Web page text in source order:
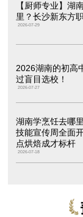
【厨师专业】湖
里？长沙新东方
2026-07-29
2026湖南的初高
过盲目选校！
2026-07-27
湖南学烹饪去哪
技能宣传周全面
点烘焙成才标杆
2026-07-18